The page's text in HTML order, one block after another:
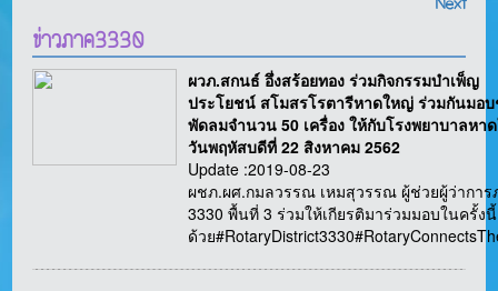
Next
ข่าวภาค3330
ผวภ.สกนธ์ อึ่งสร้อยทอง ร่วมกิจกรรมบำเพ็ญ
ประโยชน์ สโมสรโรตารีหาดใหญ่ ร่วมกันมอ
พัดลมจำนวน 50 เครื่อง ให้กับโรงพยาบาลหา
วันพฤหัสบดีที่ 22 สิงหาคม 2562
Update :2019-08-23
ผชภ.ผศ.กมลวรรณ เหมสุวรรณ ผู้ช่วยผู้ว่าการ
3330 พื้นที่ 3 ร่วมให้เกียรติมาร่วมมอบในครั้งนี้
ด้วย